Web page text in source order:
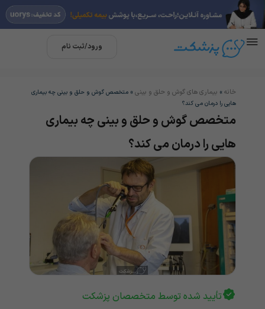
ورود/ثبت نام
خانه » بیماری های گوش و حلق و بینی » متخصص گوش و حلق و بینی چه بیماری
هایی را درمان می کند؟
متخصص گوش و حلق و بینی چه بیماری
هایی را درمان می کند؟
تأیید شده توسط متخصصان پزشکت